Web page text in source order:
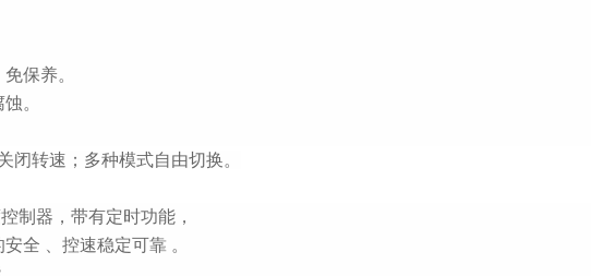
保养。
。
转速；多种模式自由切换。
制器，带有定时功能，
全 、控速稳定可靠 。